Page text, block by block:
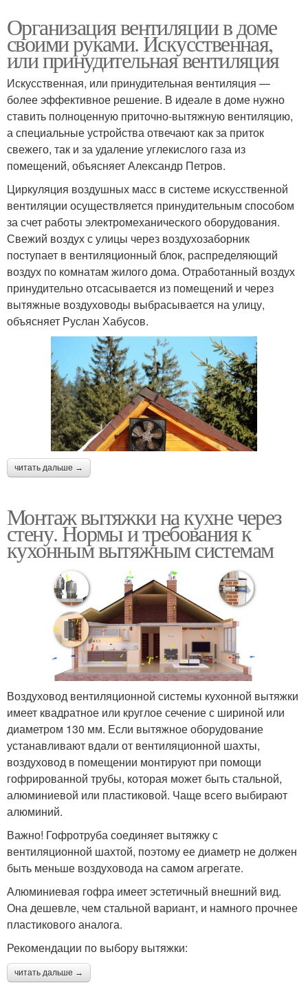
Организация вентиляции в доме
своими руками. Искусственная,
или принудительная вентиляция
Искусственная, или принудительная вентиляция —
более эффективное решение. В идеале в доме нужно
ставить полноценную приточно-вытяжную вентиляцию,
а специальные устройства отвечают как за приток
свежего, так и за удаление углекислого газа из
помещений, объясняет Александр Петров.
Циркуляция воздушных масс в системе искусственной
вентиляции осуществляется принудительным способом
за счет работы электромеханического оборудования.
Свежий воздух с улицы через воздухозаборник
поступает в вентиляционный блок, распределяющий
воздух по комнатам жилого дома. Отработанный воздух
принудительно отсасывается из помещений и через
вытяжные воздуховоды выбрасывается на улицу,
объясняет Руслан Хабусов.
читать дальше →
Монтаж вытяжки на кухне через
стену. Нормы и требования к
кухонным вытяжным системам
Воздуховод вентиляционной системы кухонной вытяжки
имеет квадратное или круглое сечение с шириной или
диаметром 130 мм. Если вытяжное оборудование
устанавливают вдали от вентиляционной шахты,
воздуховод в помещении монтируют при помощи
гофрированной трубы, которая может быть стальной,
алюминиевой или пластиковой. Чаще всего выбирают
алюминий.
Важно! Гофротруба соединяет вытяжку с
вентиляционной шахтой, поэтому ее диаметр не должен
быть меньше воздуховода на самом агрегате.
Алюминиевая гофра имеет эстетичный внешний вид.
Она дешевле, чем стальной вариант, и намного прочнее
пластикового аналога.
Рекомендации по выбору вытяжки:
читать дальше →